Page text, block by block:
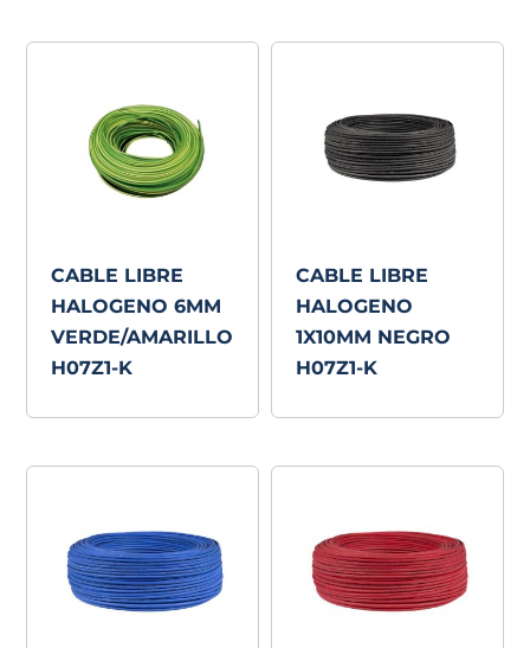
CABLE LIBRE
HALOGENO 6MM
VERDE/AMARILLO
H07Z1-K
CABLE LIBRE
HALOGENO
1X10MM NEGRO
H07Z1-K